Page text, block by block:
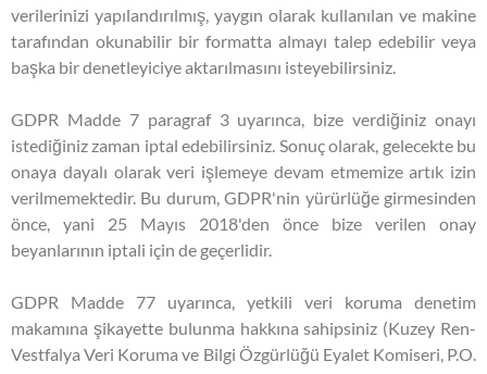
verilerinizi yapılandırılmış, yaygın olarak kullanılan ve makine
tarafından okunabilir bir formatta almayı talep edebilir veya
başka bir denetleyiciye aktarılmasını isteyebilirsiniz.
GDPR Madde 7 paragraf 3 uyarınca, bize verdiğiniz onayı
istediğiniz zaman iptal edebilirsiniz. Sonuç olarak, gelecekte bu
onaya dayalı olarak veri işlemeye devam etmemize artık izin
verilmemektedir. Bu durum, GDPR'nin yürürlüğe girmesinden
önce, yani 25 Mayıs 2018'den önce bize verilen onay
beyanlarının iptali için de geçerlidir.
GDPR Madde 77 uyarınca, yetkili veri koruma denetim
makamına şikayette bulunma hakkına sahipsiniz (Kuzey Ren-
Vestfalya Veri Koruma ve Bilgi Özgürlüğü Eyalet Komiseri, P.O.